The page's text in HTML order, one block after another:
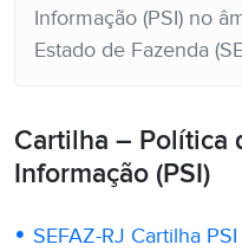
Informação (PSI) no
Estado de Fazenda
Cartilha – Política
Informação (PSI)
SEFAZ-RJ Cartilha PSI